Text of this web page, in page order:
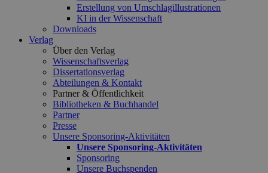
Erstellung von Umschlagillustrationen
KI in der Wissenschaft
Downloads
Verlag
Über den Verlag
Wissenschaftsverlag
Dissertationsverlag
Abteilungen & Kontakt
Partner & Öffentlichkeit
Bibliotheken & Buchhandel
Partner
Presse
Unsere Sponsoring-Aktivitäten
Unsere Sponsoring-Aktivitäten
Sponsoring
Unsere Buchspenden